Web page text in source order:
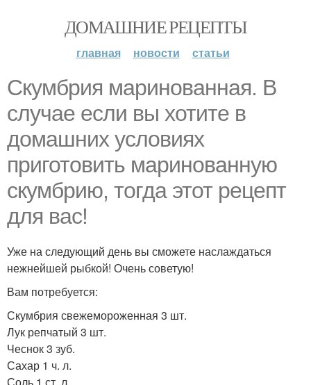
ДОМАШНИЕ РЕЦЕПТЫ
главная новости статьи
Скумбрия маринованная. В
случае если вы хотите в
домашних условиях
приготовить маринованную
скумбрию, тогда этот рецепт
для вас!
Уже на следующий день вы сможете наслаждаться
нежнейшей рыбкой! Очень советую!
Вам потребуется:
Скумбрия свежемороженная 3 шт.
Лук репчатый 3 шт.
Чеснок 3 зуб.
Сахар 1 ч. л.